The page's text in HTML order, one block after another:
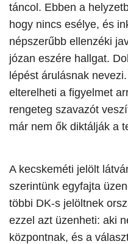
táncol. Ebben a
hogy nincs esélye, és
népszerűbb ellenzéki
józan eszére hallgat.
lépést árulásnak
elterelheti a figyelmet
rengeteg szavazót
már nem ők diktálják a
A kecskeméti jelölt
szerintünk egyfajta
többi DK-s jelöltnek
ezzel azt üzenheti: aki
központnak, és a